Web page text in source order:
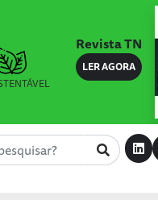
Revista TN
LER AGORA